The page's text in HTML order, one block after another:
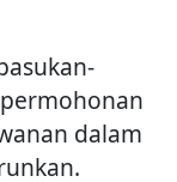
dalam